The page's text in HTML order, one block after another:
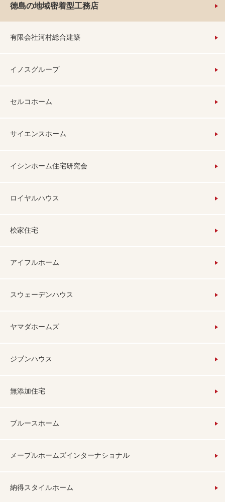
徳島の地域密着型工務店
有限会社河村総合建築
イノスグループ
セルコホーム
サイエンスホーム
イシンホーム住宅研究会
ロイヤルハウス
桧家住宅
アイフルホーム
スウェーデンハウス
ヤマダホームズ
ジブンハウス
無添加住宅
ブルースホーム
メープルホームズインターナショナル
納得スタイルホーム